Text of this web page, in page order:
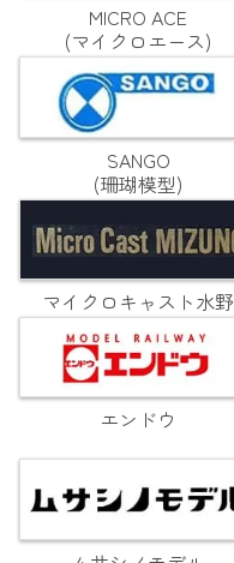
MICRO ACE
(マイクロエース)
SANGO
(珊瑚模型)
マイクロキャスト水野
エンドウ